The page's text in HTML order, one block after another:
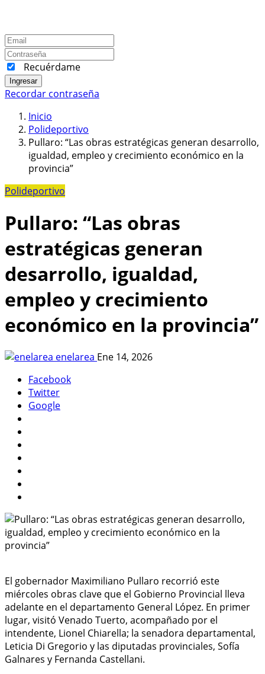
Recuérdame
Ingresar
Recordar contraseña
Inicio
Polideportivo
Pullaro: “Las obras estratégicas generan desarrollo,
igualdad, empleo y crecimiento económico en la
provincia”
Polideportivo
Pullaro: “Las obras
estratégicas generan
desarrollo, igualdad,
empleo y crecimiento
económico en la provincia”
enelarea Ene 14, 2026
Facebook
Twitter
Google
El gobernador Maximiliano Pullaro recorrió este
miércoles obras clave que el Gobierno Provincial lleva
adelante en el departamento General López. En primer
lugar, visitó Venado Tuerto, acompañado por el
intendente, Lionel Chiarella; la senadora departamental,
Leticia Di Gregorio y las diputadas provinciales, Sofía
Galnares y Fernanda Castellani.